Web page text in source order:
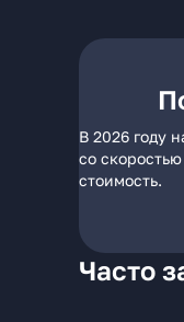
В 2026 году
со
стоимость.
Часто